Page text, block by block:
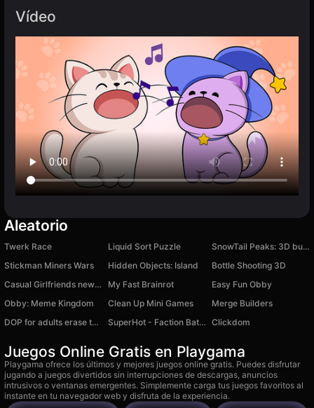
Vídeo
Aleatorio
Twerk Race Liquid Sort Puzzle
SnowTail Peaks: 3D bubble pop adventure
Stickman Miners Wars
Hidden Objects: Island
Bottle Shooting 3D
Casual Girlfriends new beginnings
My Fast Brainrot
Easy Fun Obby
Obby: Meme Kingdom
Clean Up Mini Games
Merge Builders
DOP for adults erase the excess
SuperHot - Faction Battle Clickdom
Juegos Online Gratis en Playgama
Playgama ofrece los últimos y mejores juegos online gratis. Puedes disfrutar
jugando a juegos divertidos sin interrupciones de descargas, anuncios
intrusivos o ventanas emergentes. Simplemente carga tus juegos favoritos al
instante en tu navegador web y disfruta de la experiencia.